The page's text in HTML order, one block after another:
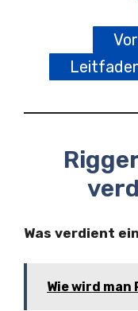
Was verdient
Wie wird